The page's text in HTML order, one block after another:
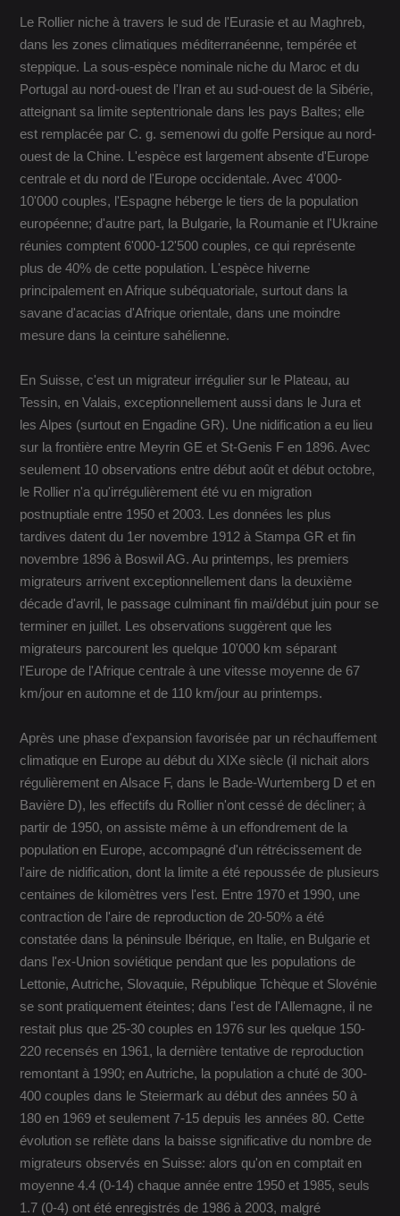
Le Rollier niche à travers le sud de l'Eurasie et au Maghreb,
dans les zones climatiques méditerranéenne, tempérée et
steppique. La sous-espèce nominale niche du Maroc et du
Portugal au nord-ouest de l'Iran et au sud-ouest de la Sibérie,
atteignant sa limite septentrionale dans les pays Baltes; elle
est remplacée par C. g. semenowi du golfe Persique au nord-
ouest de la Chine. L'espèce est largement absente d'Europe
centrale et du nord de l'Europe occidentale. Avec 4'000-
10'000 couples, l'Espagne héberge le tiers de la population
européenne; d'autre part, la Bulgarie, la Roumanie et l'Ukraine
réunies comptent 6'000-12'500 couples, ce qui représente
plus de 40% de cette population. L'espèce hiverne
principalement en Afrique subéquatoriale, surtout dans la
savane d'acacias d'Afrique orientale, dans une moindre
mesure dans la ceinture sahélienne.
En Suisse, c'est un migrateur irrégulier sur le Plateau, au
Tessin, en Valais, exceptionnellement aussi dans le Jura et
les Alpes (surtout en Engadine GR). Une nidification a eu lieu
sur la frontière entre Meyrin GE et St-Genis F en 1896. Avec
seulement 10 observations entre début août et début octobre,
le Rollier n'a qu'irrégulièrement été vu en migration
postnuptiale entre 1950 et 2003. Les données les plus
tardives datent du 1er novembre 1912 à Stampa GR et fin
novembre 1896 à Boswil AG. Au printemps, les premiers
migrateurs arrivent exceptionnellement dans la deuxième
décade d'avril, le passage culminant fin mai/début juin pour se
terminer en juillet. Les observations suggèrent que les
migrateurs parcourent les quelque 10'000 km séparant
l'Europe de l'Afrique centrale à une vitesse moyenne de 67
km/jour en automne et de 110 km/jour au printemps.
Après une phase d'expansion favorisée par un réchauffement
climatique en Europe au début du XIXe siècle (il nichait alors
régulièrement en Alsace F, dans le Bade-Wurtemberg D et en
Bavière D), les effectifs du Rollier n'ont cessé de décliner; à
partir de 1950, on assiste même à un effondrement de la
population en Europe, accompagné d'un rétrécissement de
l'aire de nidification, dont la limite a été repoussée de plusieurs
centaines de kilomètres vers l'est. Entre 1970 et 1990, une
contraction de l'aire de reproduction de 20-50% a été
constatée dans la péninsule Ibérique, en Italie, en Bulgarie et
dans l'ex-Union soviétique pendant que les populations de
Lettonie, Autriche, Slovaquie, République Tchèque et Slovénie
se sont pratiquement éteintes; dans l'est de l'Allemagne, il ne
restait plus que 25-30 couples en 1976 sur les quelque 150-
220 recensés en 1961, la dernière tentative de reproduction
remontant à 1990; en Autriche, la population a chuté de 300-
400 couples dans le Steiermark au début des années 50 à
180 en 1969 et seulement 7-15 depuis les années 80. Cette
évolution se reflète dans la baisse significative du nombre de
migrateurs observés en Suisse: alors qu'on en comptait en
moyenne 4.4 (0-14) chaque année entre 1950 et 1985, seuls
1.7 (0-4) ont été enregistrés de 1986 à 2003, malgré